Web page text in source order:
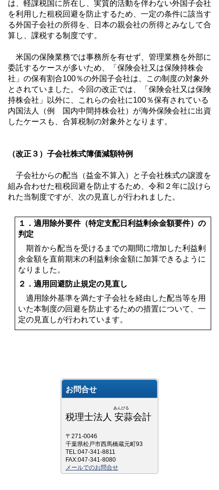
は、軽課税国に所在し、実質的活動を伴わない外国子会社
を利用した租税回避を防止するため、一定の条件に該当す
る外国子会社の所得を、日本の親会社の所得とみなして合
算し、課税する制度です。
米国の保険業務では事務所を有せず、管理業務を外部に
委託するケースが多いため、「保険会社又は保険持株会
社」の保有割合100％の外国子会社は、この制度の対象外
とされていました。今回の改正では、「保険会社又は保険
持株会社」以外に、これらの会社に100％保有されている
内国法人（例 国内中間持株会社）が海外保険会社に出資
したケースも、合算税制の対象外となります。
（改正３）子会社株式簿価減額特例
子会社からの配当（益金不算入）と子会社株式の譲渡を
組み合わせた租税回避を防止するため、令和２年に設けら
れた当制度ですが、次の見直しが行われました。
１．適用除外要件（特定支配日利益剰余金額要件）の
判定
期首から配当を受けるまでの期間に増加した利益剰
余金額を直前期末の利益剰余金額に加算できるように
なりました。
２．適用回避防止規定の見直し
適用除外基準を満たす子会社を経由した配当等を用
いた本制度の回避を防止するための措置について、一
定の見直しが行われています。
お問合せ
あんびる
税理士法人 安蒜会計
〒271-0046
千葉県松戸市西馬橋蔵元町93
TEL:047-341-8811
FAX:047-341-8080
メールでのお問合せ